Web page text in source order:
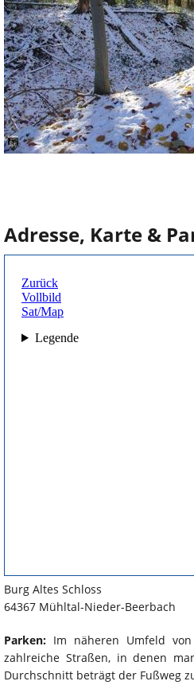
Adresse, Karte &
Burg Altes Schloss
64367 Mühltal-Nieder-Beerbach
Parken: Im näheren Umfeld
zahlreiche Straßen, in denen
Durchschnitt beträgt der Fußweg